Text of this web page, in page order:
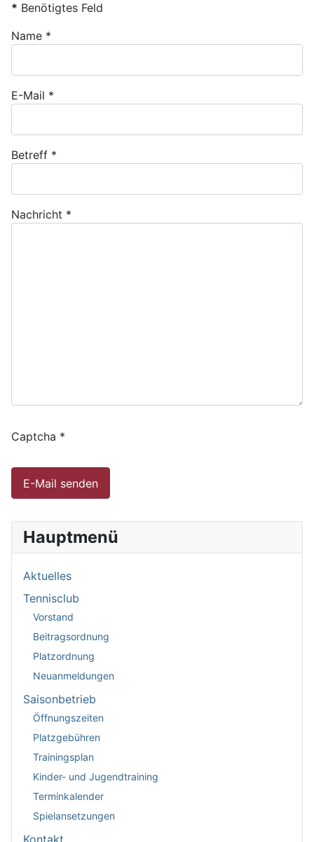
Hauptmenü
Aktuelles
Tennisclub
Vorstand
Beitragsordnung
Platzordnung
Neuanmeldungen
Saisonbetrieb
Öffnungszeiten
Platzgebühren
Trainingsplan
Kinder- und Jugendtraining
Terminkalender
Spielansetzungen
* Benötigtes Feld
Name *
E-Mail *
Betreff *
Nachricht *
Captcha *
E-Mail senden